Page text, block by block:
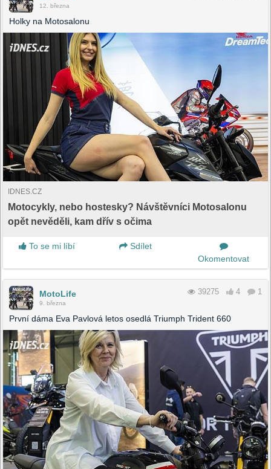
12. března
Holky na Motosalonu
IDNES.CZ
Motocykly, nebo hostesky? Návštěvníci Motosalonu
opět nevěděli, kam dřív s očima
To se mi líbí
Sdílet
Okomentovat
MotoLife
9. března
39275 4 1
První dáma Eva Pavlová letos osedlá Triumph Trident 660